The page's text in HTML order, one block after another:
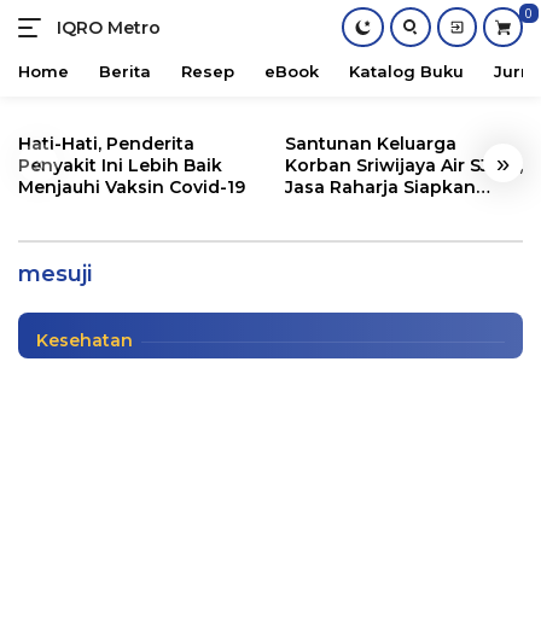
content
IQRO Metro
Lets
Bright
0
Home Berita Resep eBook Katalog Buku
« »
Hati-Hati, Penderita
Penyakit Ini Lebih Baik
Menjauhi Vaksin Covid-19
Santunan Keluarga
Korban Sriwijaya Air SJ182,
Jasa Raharja Siapkan
mesuji
Mesuji Menelan Korban
Info Lampung
Kesehatan